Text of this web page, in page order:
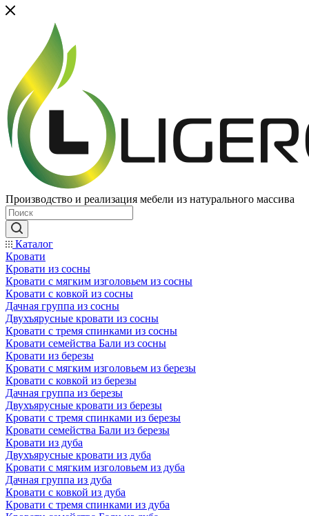
Производство и реализация мебели из натурального массива
Каталог
Кровати
Кровати из сосны
Кровати с мягким изголовьем из сосны
Кровати с ковкой из сосны
Дачная группа из сосны
Двухъярусные кровати из сосны
Кровати с тремя спинками из сосны
Кровати семейства Бали из сосны
Кровати из березы
Кровати с мягким изголовьем из березы
Кровати с ковкой из березы
Дачная группа из березы
Двухъярусные кровати из березы
Кровати с тремя спинками из березы
Кровати семейства Бали из березы
Кровати из дуба
Двухъярусные кровати из дуба
Кровати с мягким изголовьем из дуба
Дачная группа из дуба
Кровати с ковкой из дуба
Кровати с тремя спинками из дуба